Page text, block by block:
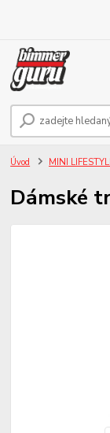
Úvod MINI
Dámské